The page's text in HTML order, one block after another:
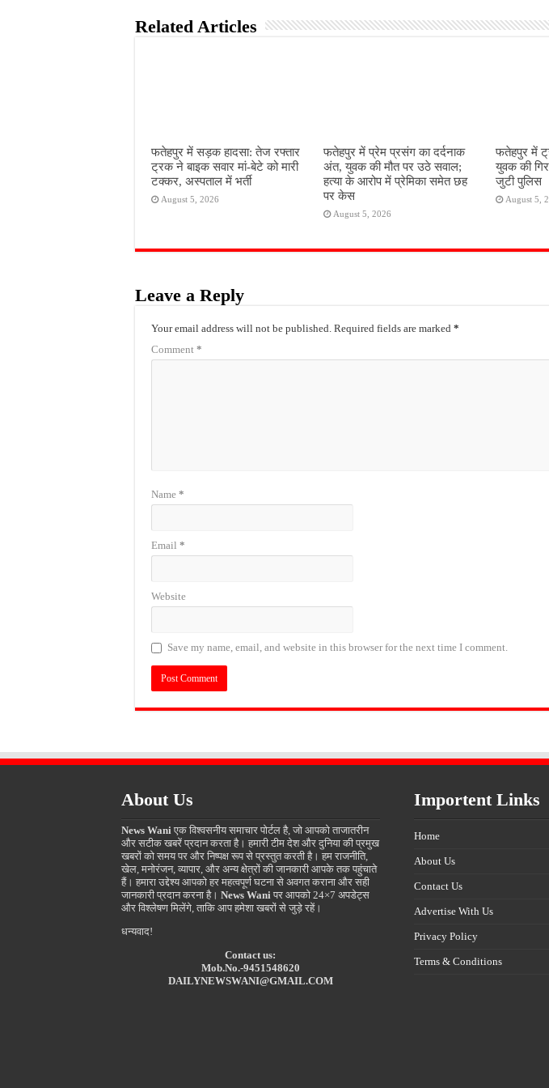
Related Articles
फतेहपुर में सड़क हादसा: तेज रफ्तार
ट्रक ने बाइक सवार मां-बेटे को मारी
टक्कर, अस्पताल में भर्ती
August 5, 2026
फतेहपुर में प्रेम प्रसंग का दर्दनाक
अंत, युवक की मौत पर उठे सवाल;
हत्या के आरोप में प्रेमिका समेत छह
पर केस
August 5, 2026
फतेहपुर में
युवक की
जुटी पुलिस
August 5,
Leave a Reply
Your email address will not be published. Required fields are marked *
Comment *
Name *
Email *
Website
Save my name, email, and website in this browser for the next time I comment.
About Us
News Waniएक विश्वसनीय समाचार पोर्टल है, जो आपको ताजातरीन
और सटीक खबरें प्रदान करता है। हमारी टीम देश और दुनिया की प्रमुख
खबरों को समय पर और निष्पक्ष रूप से प्रस्तुत करती है। हम राजनीति,
खेल, मनोरंजन, व्यापार, और अन्य क्षेत्रों की जानकारी आपके तक पहुंचाते
हैं। हमारा उद्देश्य आपको हर महत्वपूर्ण घटना से अवगत कराना और सही
जानकारी प्रदान करना है। News Waniपर आपको 24×7 अपडेट्स
और विश्लेषण मिलेंगे, ताकि आप हमेशा खबरों से जुड़े रहें।
धन्यवाद!
Contact us:
Mob.No.-9451548620
DAILYNEWSWANI@GMAIL.COM
Importent Links
Home
About Us
Contact Us
Advertise With Us
Privacy Policy
Terms & Conditions